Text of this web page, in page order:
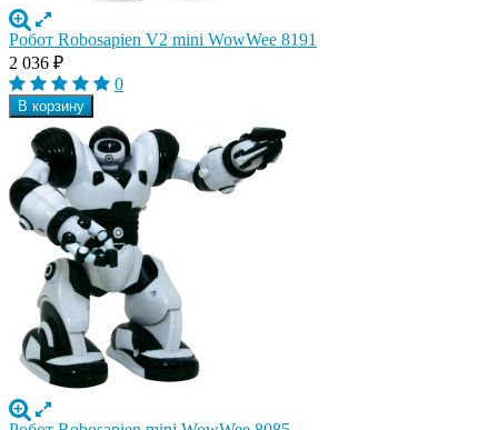
Робот Robosapien V2 mini WowWee 8191
2 036 ₽
0
В корзину